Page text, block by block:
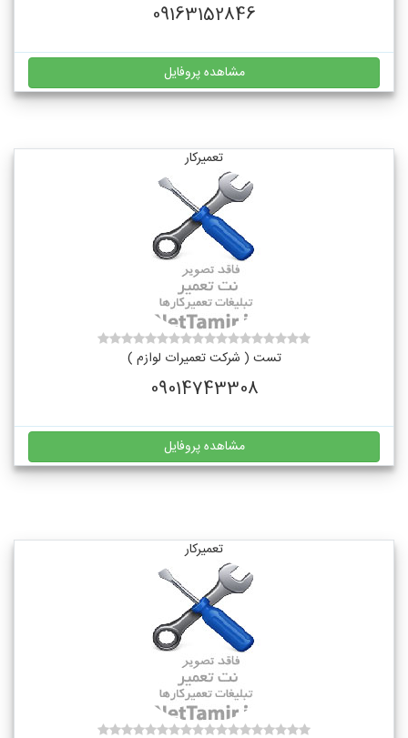
09163152846
مشاهده پروفایل
تعمیرکار
تست ( شرکت تعمیرات لوازم )
09014743308
مشاهده پروفایل
تعمیرکار